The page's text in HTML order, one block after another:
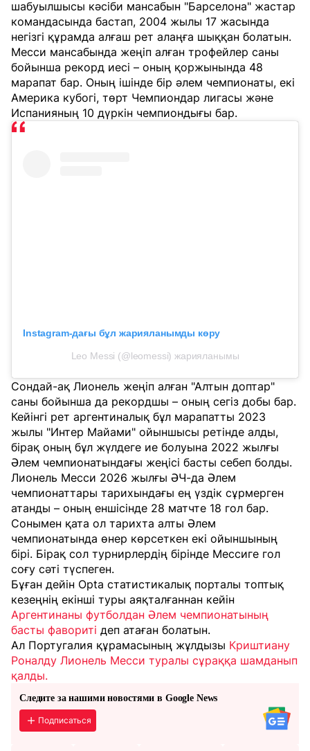
шабуылшысы кәсіби мансабын "Барселона" жастар
командасында бастап, 2004 жылы 17 жасында
негізгі құрамда алғаш рет алаңға шыққан болатын.
Месси мансабында жеңіп алған трофейлер саны
бойынша рекорд иесі – оның қоржынында 48
марапат бар. Оның ішінде бір әлем чемпионаты, екі
Америка кубогі, төрт Чемпиондар лигасы және
Испанияның 10 дүркін чемпиондығы бар.
Instagram-дағы бұл жарияланымды көру
Leo Messi (@leomessi) жарияланымы
Сондай-ақ Лионель жеңіп алған "Алтын доптар"
саны бойынша да рекордшы – оның сегіз добы бар.
Кейінгі рет аргентиналық бұл марапатты 2023
жылы "Интер Майами" ойыншысы ретінде алды,
бірақ оның бұл жүлдеге ие болуына 2022 жылғы
Әлем чемпионатындағы жеңісі басты себеп болды.
Лионель Месси 2026 жылғы ӘЧ-да Әлем
чемпионаттары тарихындағы ең үздік сұрмерген
атанды – оның еншісінде 28 матчте 18 гол бар.
Сонымен қата ол тарихта алты Әлем
чемпионатында өнер көрсеткен екі ойыншының
бірі. Бірақ сол турнирлердің бірінде Мессиге гол
соғу сәті түспеген.
Бұған дейін Opta статистикалық порталы топтық
кезеңнің екінші туры аяқталғаннан кейін
Аргентинаны футболдан Әлем чемпионатының
басты фавориті деп атаған болатын.
Ал Португалия құрамасының жұлдызы Криштиану
Роналду Лионель Месси туралы сұраққа шамданып
қалды.
Следите за нашими новостями в Google News
Подписаться